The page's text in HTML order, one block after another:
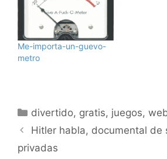
Me-importa-un-guevo-
metro
Categorías
divertido, gratis, juegos,
Hitler habla, documental de
privadas